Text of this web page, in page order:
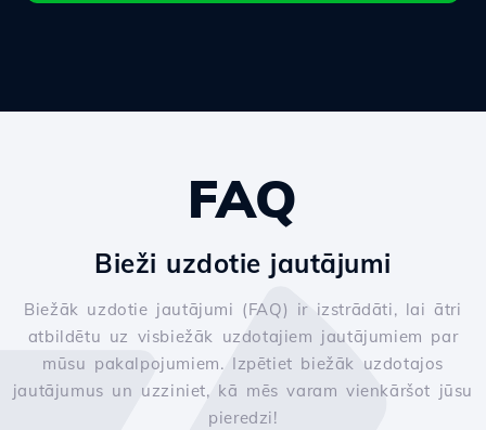
FAQ
Bieži uzdotie jautājumi
Biežāk uzdotie jautājumi (FAQ) ir izstrādāti, lai ātri
atbildētu uz visbiežāk uzdotajiem jautājumiem par
mūsu pakalpojumiem. Izpētiet biežāk uzdotajos
jautājumus un uzziniet, kā mēs varam vienkāršot jūsu
pieredzi!